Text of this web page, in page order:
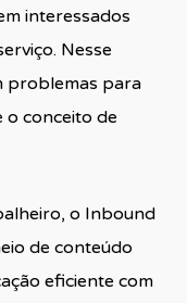
interessados
Nesse
problemas para
o conceito de
o Inbound
de conteúdo
eficiente com